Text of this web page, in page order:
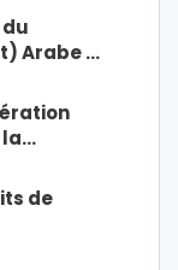
Arabe …
la…
de